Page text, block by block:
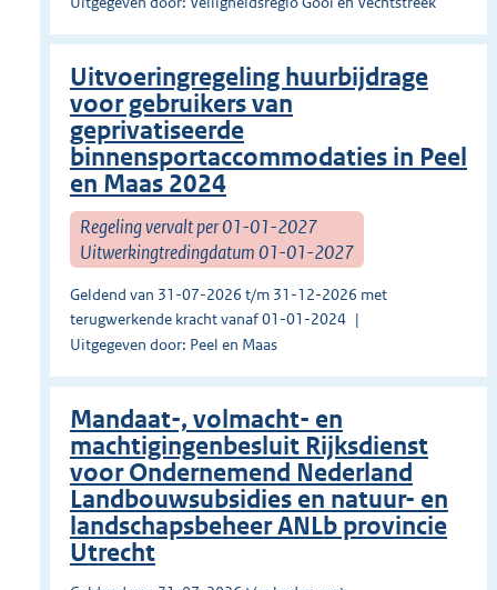
Uitvoeringregeling huurbijdrage
voor gebruikers van
geprivatiseerde
binnensportaccommodaties in Peel
en Maas 2024
Regeling vervalt per 01-01-2027
Uitwerkingtredingdatum 01-01-2027
Geldend van 31-07-2026 t/m 31-12-2026 met
terugwerkende kracht vanaf 01-01-2024
Uitgegeven door: Peel en Maas
Mandaat-, volmacht- en
machtigingenbesluit Rijksdienst
voor Ondernemend Nederland
Landbouwsubsidies en natuur- en
landschapsbeheer ANLb provincie
Utrecht